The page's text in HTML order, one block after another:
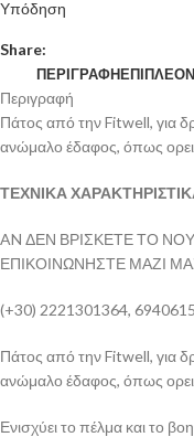
Υπόδηση
Share:
ΠΕΡΙΓΡΑΦΉ
Περιγραφή
Πάτος από την Fitwell, για
ανώμαλο έδαφος, όπως
ΤΕΧΝΙΚΑ
AN ΔΕΝ ΒΡΙΣΚΕΤΕ ΤΟ
ΕΠΙΚΟΙΝΩΝΗΣΤΕ ΜΑΖΙ
(+30) 2221301364,
Πάτος από την Fitwell, για
ανώμαλο έδαφος, όπως
Ενισχύει το πέλμα και το